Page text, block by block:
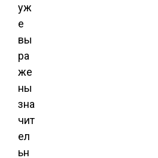
уж
е
вы
ра
же
ны
зна
чит
ел
ьн